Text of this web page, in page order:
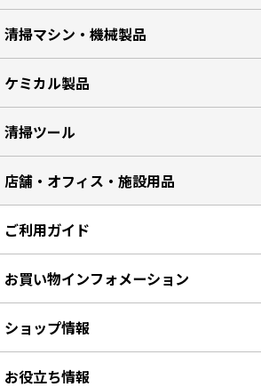
清掃マシン・機械製品
ケミカル製品
清掃ツール
店舗・オフィス・施設用品
ご利用ガイド
お買い物インフォメーション
ショップ情報
お役立ち情報